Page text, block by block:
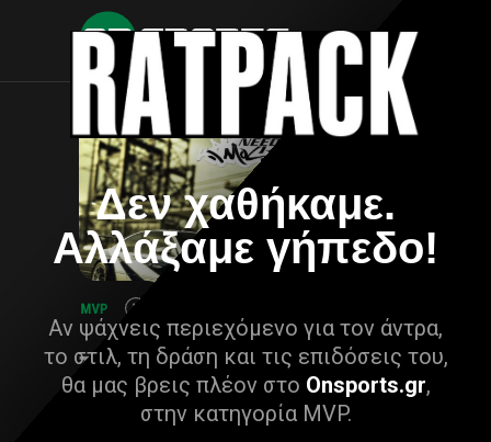
Δεν χαθήκαμε.
Αλλάξαμε γήπεδο!
Αν ψάχνεις περιεχόμενο για τον άντρα,
το στιλ, τη δράση και τις επιδόσεις του,
θα μας βρεις πλέον στο Onsports.gr,
στην κατηγορία MVP.